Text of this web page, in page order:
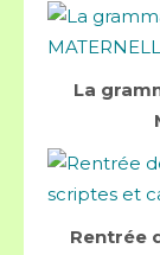
La
Rentrée